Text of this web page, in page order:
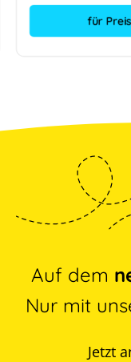
für
Auf dem
Nur mit
Jetzt